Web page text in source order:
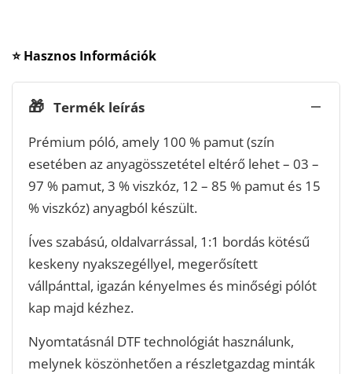
⭐ Hasznos Információk
🎁 Termék leírás
Prémium póló, amely 100 % pamut (szín
esetében az anyagösszetétel eltérő lehet – 03 –
97 % pamut, 3 % viszkóz, 12 – 85 % pamut és 15
% viszkóz) anyagból készült.
Íves szabású, oldalvarrással, 1:1 bordás kötésű
keskeny nyakszegéllyel, megerősített
vállpánttal, igazán kényelmes és minőségi pólót
kap majd kézhez.
Nyomtatásnál DTF technológiát használunk,
melynek köszönhetően a részletgazdag minták